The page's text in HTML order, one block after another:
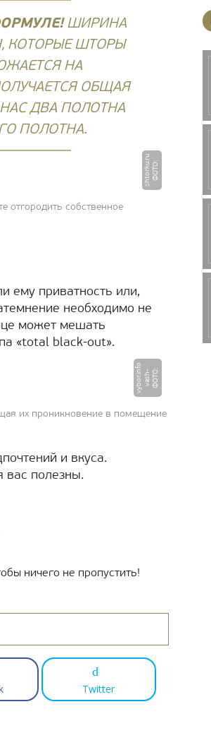
ШИРИНА
КОТОРЫЕ ШТОРЫ
НА
ОБЩАЯ
ДВА ПОЛОТНА
ПОЛОТНА.
Ф
О
Т
О
:
s
h
t
o
r
k
u.
r
u
собственное
ему приватность или,
необходимо не
может мешать
«total black-out».
Ф
О
Т
О :
v
a
s
h
- v
y
b
o
r.i
n
f
o
их проникновение в помещение
и вкуса.
вас полезны.
ничего не пропустить!
Twitter